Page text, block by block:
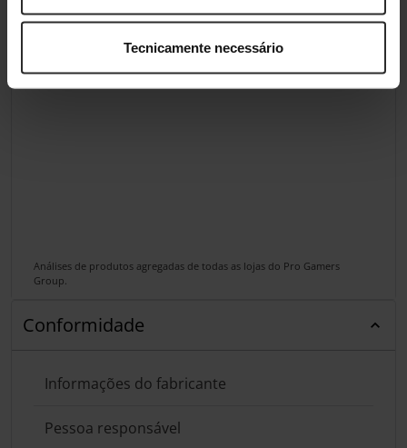
Tecnicamente necessário
Análises de produtos agregadas de todas as lojas do Pro Gamers
Group.
Conformidade
Informações do fabricante
Pessoa responsável